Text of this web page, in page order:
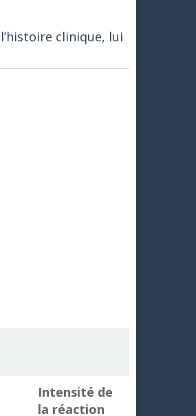
clinique, lui
Intensité de
la réaction